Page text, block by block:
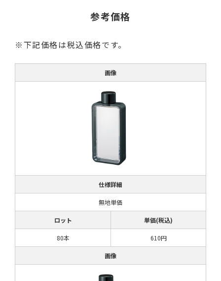
参考価格
※下記価格は税込価格です。
画像
仕様詳細
無地単価
ロット 単価(税込)
80本 610円
画像